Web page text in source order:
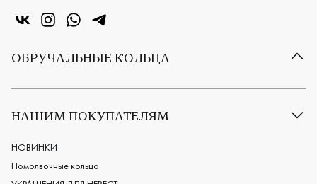
«Центр колец» в VK
«Центр колец» в Instagram
«Центр колец» в Whatsapp
«Центр колец» в Telegram
ОБРУЧАЛЬНЫЕ КОЛЬЦА
Все обручальные кольца
Европейские обручальные кольца
Мужские обручальные кольца
Женские обручальные кольца
Обручальные кольца из платины
НАШИМ ПОКУПАТЕЛЯМ
НОВИНКИ
Помолвочные кольца